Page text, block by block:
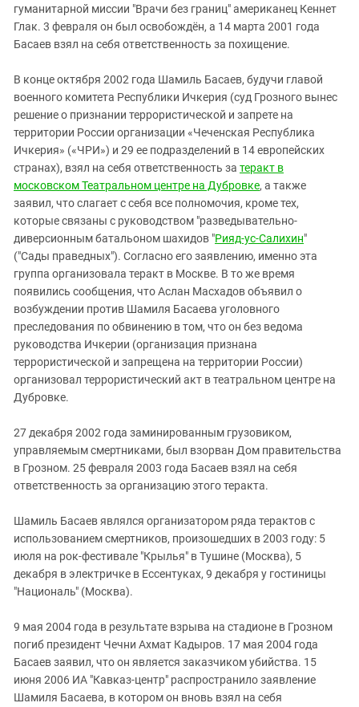
гуманитарной миссии "Врачи без границ" американец Кеннет
Глак. 3 февраля он был освобождён, а 14 марта 2001 года
Басаев взял на себя ответственность за похищение.
В конце октября 2002 года Шамиль Басаев, будучи главой
военного комитета Республики Ичкерия (суд Грозного вынес
решение о признании террористической и запрете на
территории России организации «Чеченская Республика
Ичкерия» («ЧРИ») и 29 ее подразделений в 14 европейских
странах), взял на себя ответственность за теракт в
московском Театральном центре на Дубровке, а также
заявил, что слагает с себя все полномочия, кроме тех,
которые связаны с руководством "разведывательно-
диверсионным батальоном шахидов "Рияд-ус-Салихин"
("Сады праведных"). Согласно его заявлению, именно эта
группа организовала теракт в Москве. В то же время
появились сообщения, что Аслан Масхадов объявил о
возбуждении против Шамиля Басаева уголовного
преследования по обвинению в том, что он без ведома
руководства Ичкерии (организация признана
террористической и запрещена на территории России)
организовал террористический акт в театральном центре на
Дубровке.
27 декабря 2002 года заминированным грузовиком,
управляемым смертниками, был взорван Дом правительства
в Грозном. 25 февраля 2003 года Басаев взял на себя
ответственность за организацию этого теракта.
Шамиль Басаев являлся организатором ряда терактов с
использованием смертников, произошедших в 2003 году: 5
июля на рок-фестивале "Крылья" в Тушине (Москва), 5
декабря в электричке в Ессентуках, 9 декабря у гостиницы
"Националь" (Москва).
9 мая 2004 года в результате взрыва на стадионе в Грозном
погиб президент Чечни Ахмат Кадыров. 17 мая 2004 года
Басаев заявил, что он является заказчиком убийства. 15
июня 2006 ИА "Кавказ-центр" распространило заявление
Шамиля Басаева, в котором он вновь взял на себя